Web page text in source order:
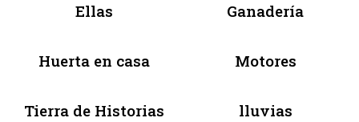
Ellas Ganadería
Huerta en casa Motores
Tierra de Historias lluvias